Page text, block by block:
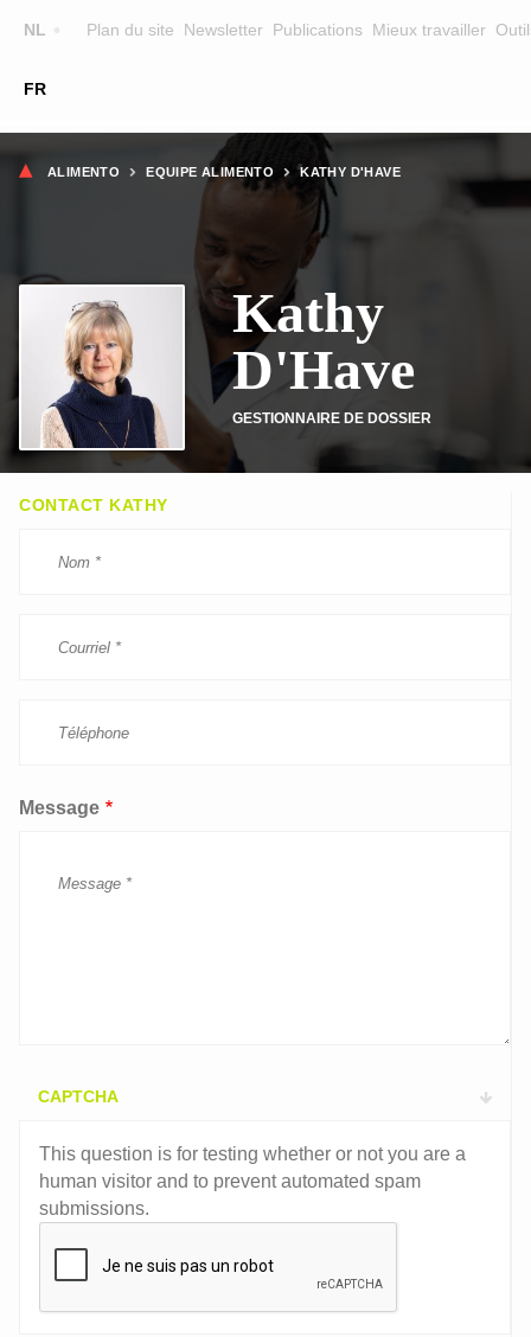
NL
FR
Plan du site Newsletter Publications Mieux travailler
Main
navigation
EQUIPE
CONTACT
CHERCHER UNE FORMATION
Fil
ALIMENTO EQUIPE ALIMENTO KATHY D'HAVE
Kathy
D'Have
GESTIONNAIRE DE DOSSIER
CONTACT KATHY
Message
CAPTCHA
This question is for testing whether or not you are a
human visitor and to prevent automated spam
submissions.